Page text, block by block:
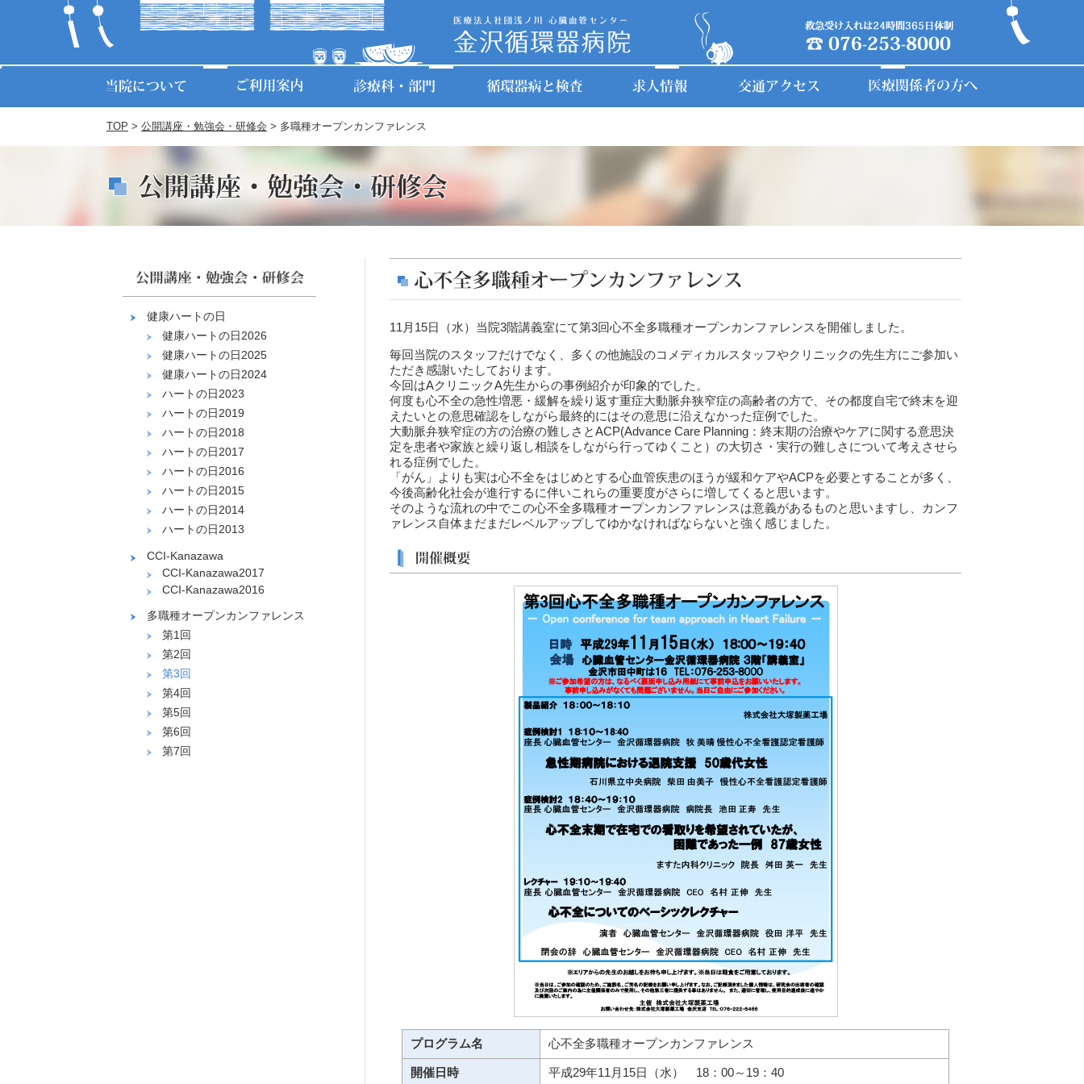
当院のご案内
病院長・副院長挨拶
チーフアドバイザー・アドバイザー挨拶
患者さまの権利と責務、説明と同意
クリニカルインディケーター／病院情報の
公表
学会発表
臨床研究や登録事業について
診療記録の開示について
当院へのご意見について
厚生労働大臣の定める掲示事項
外来のご案内
専門外来のご案内
入院のご案内
個室のご案内
医療関係者の方へ
携帯電話の取り扱い
診療科
心臓血管外科
腎臓内科
部門
体の声
検査
循環器内科医
不整脈医
正看護師・看護補助者
正看護師（令和9年4月入職）
理学療法士
薬剤師
臨床工学技士（令和9年4月採用）
ボランティア募集
TOP > 公開講座・勉強会・研修会 > 多職種オープンカンファレンス
11月15日（水）当院3階講義室にて第3回心不全多職種オープンカンファレンスを開催しました。
毎回当院のスタッフだけでなく、多くの他施設のコメディカルスタッフやクリニックの先生方にご参加い
ただき感謝いたしております。
今回はAクリニックA先生からの事例紹介が印象的でした。
何度も心不全の急性増悪・緩解を繰り返す重症大動脈弁狭窄症の高齢者の方で、その都度自宅で終末を迎
えたいとの意思確認をしながら最終的にはその意思に沿えなかった症例でした。
大動脈弁狭窄症の方の治療の難しさとACP(Advance Care Planning：終末期の治療やケアに関する意思決
定を患者や家族と繰り返し相談をしながら行ってゆくこと）の大切さ・実行の難しさについて考えさせら
れる症例でした。
「がん」よりも実は心不全をはじめとする心血管疾患のほうが緩和ケアやACPを必要とすることが多く、
今後高齢化社会が進行するに伴いこれらの重要度がさらに増してくると思います。
そのような流れの中でこの心不全多職種オープンカンファレンスは意義があるものと思いますし、カンフ
ァレンス自体まだまだレベルアップしてゆかなければならないと強く感じました。
プログラム名 心不全多職種オープンカンファレンス
開催日時 平成29年11月15日（水） 18：00～19：40
健康ハートの日
健康ハートの日2026
健康ハートの日2025
健康ハートの日2024
ハートの日2023
ハートの日2019
ハートの日2018
ハートの日2017
ハートの日2016
ハートの日2015
ハートの日2014
ハートの日2013
CCI-Kanazawa
CCI-Kanazawa2017
CCI-Kanazawa2016
多職種オープンカンファレンス
第1回
第2回
第3回
第4回
第5回
第6回
第7回